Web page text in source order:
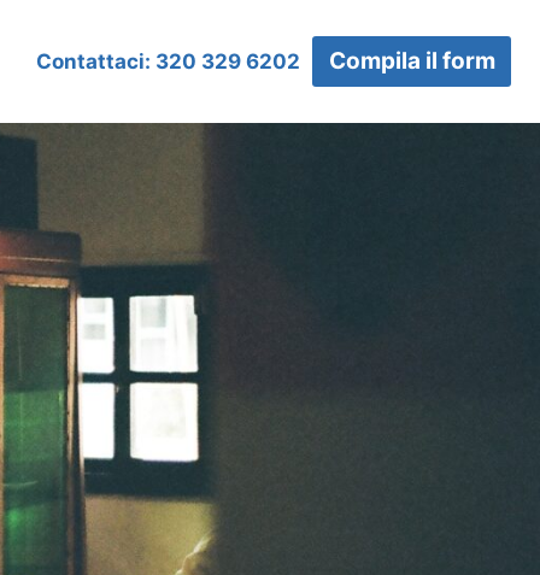
Contattaci: 320 329 6202 Compila il form